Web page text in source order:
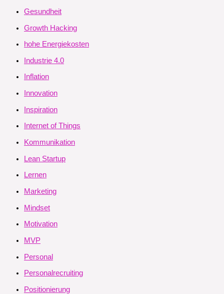
Gesundheit
Growth Hacking
hohe Energiekosten
Industrie 4.0
Inflation
Innovation
Inspiration
Internet of Things
Kommunikation
Lean Startup
Lernen
Marketing
Mindset
Motivation
MVP
Personal
Personalrecruiting
Positionierung